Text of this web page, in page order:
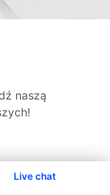
Live chat
naszą